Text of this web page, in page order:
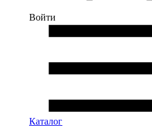
Войти
Каталог